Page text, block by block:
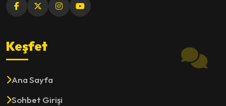
Keşfet
Ana Sayfa
Sohbet Girişi